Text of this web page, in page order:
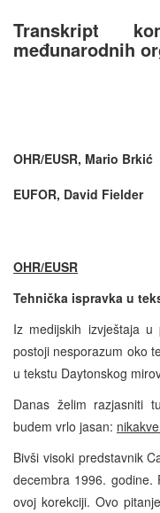
Transkript
međunarodnih
OHR/EUSR, Mario Brkić
EUFOR, David Fielder
OHR/EUSR
Tehnička ispravka u
Iz medijskih izvještaja
postoji nesporazum oko
u tekstu Daytonskog
Danas želim razjasniti
budem vrlo jasan:
Bivši visoki predstavnik
decembra 1996. godine.
ovoj korekciji. Ovo